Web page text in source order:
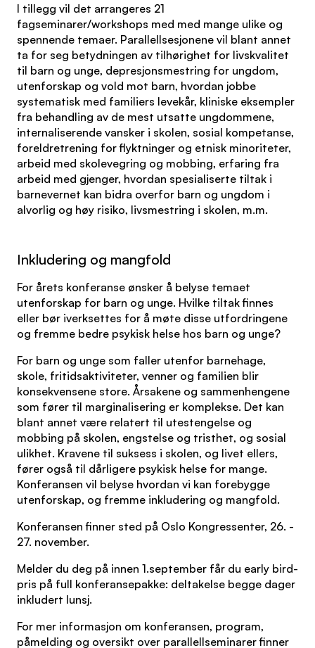
I tillegg vil det arrangeres 21
fagseminarer/workshops med med mange ulike og
spennende temaer. Parallellsesjonene vil blant annet
ta for seg betydningen av tilhørighet for livskvalitet
til barn og unge, depresjonsmestring for ungdom,
utenforskap og vold mot barn, hvordan jobbe
systematisk med familiers levekår, kliniske eksempler
fra behandling av de mest utsatte ungdommene,
internaliserende vansker i skolen, sosial kompetanse,
foreldretrening for flyktninger og etnisk minoriteter,
arbeid med skolevegring og mobbing, erfaring fra
arbeid med gjenger, hvordan spesialiserte tiltak i
barnevernet kan bidra overfor barn og ungdom i
alvorlig og høy risiko, livsmestring i skolen, m.m.
Inkludering og mangfold
For årets konferanse ønsker å belyse temaet
utenforskap for barn og unge. Hvilke tiltak finnes
eller bør iverksettes for å møte disse utfordringene
og fremme bedre psykisk helse hos barn og unge?
For barn og unge som faller utenfor barnehage,
skole, fritidsaktiviteter, venner og familien blir
konsekvensene store. Årsakene og sammenhengene
som fører til marginalisering er komplekse. Det kan
blant annet være relatert til utestengelse og
mobbing på skolen, engstelse og tristhet, og sosial
ulikhet. Kravene til suksess i skolen, og livet ellers,
fører også til dårligere psykisk helse for mange.
Konferansen vil belyse hvordan vi kan forebygge
utenforskap, og fremme inkludering og mangfold.
Konferansen finner sted på Oslo Kongressenter, 26. -
27. november.
Melder du deg på innen 1.september får du early bird-
pris på full konferansepakke: deltakelse begge dager
inkludert lunsj.
For mer informasjon om konferansen, program,
påmelding og oversikt over parallellseminarer finner